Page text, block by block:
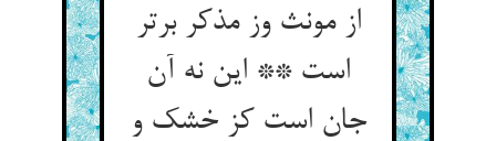
از مونث وز مذکر برتر
است ** این نه آن
جان است کز خشک و